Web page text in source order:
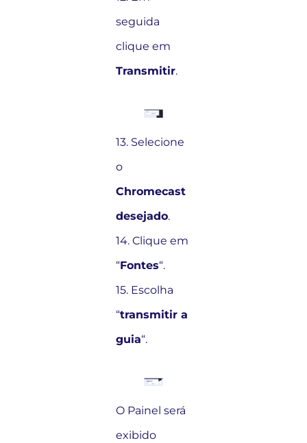
seguida
clique em
Transmitir.
13. Selecione
o
Chromecast
desejado.
14. Clique em
“Fontes“.
15. Escolha
“transmitir a
guia“.
O Painel será
exibido